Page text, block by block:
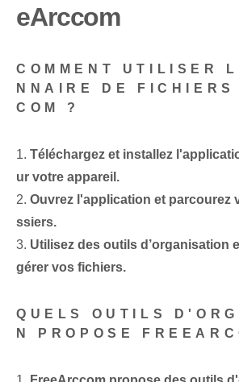
eArccom
COMMENT UTILISER
NNAIRE DE FICHIERS
COM ?
1. Téléchargez et installez
ur votre appareil.
2. Ouvrez l'application et parcourez
ssiers.
3. Utilisez des outils d’organisation
gérer vos fichiers.
QUELS OUTILS
N PROPOSE